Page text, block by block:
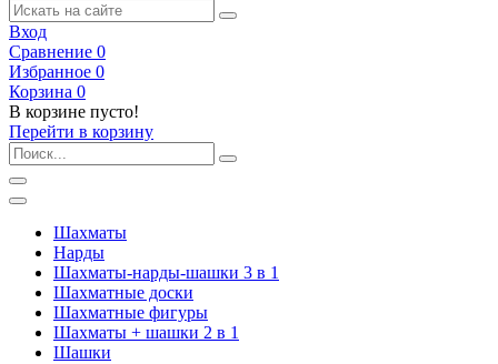
Вход
Сравнение 0
Избранное 0
Корзина 0
В корзине пусто!
Перейти в корзину
Шахматы
Нарды
Шахматы-нарды-шашки 3 в 1
Шахматные доски
Шахматные фигуры
Шахматы + шашки 2 в 1
Шашки